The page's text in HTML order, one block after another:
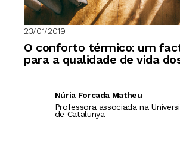
23/01/2019
O conforto térmico: um
para a qualidade de vida
Núria Forcada Matheu
Professora associada na
de Catalunya